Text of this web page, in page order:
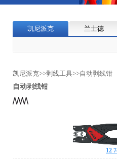
凯尼派克 兰士德
凯尼派克>>剥线工具>>自动剥线钳
自动剥线钳
12